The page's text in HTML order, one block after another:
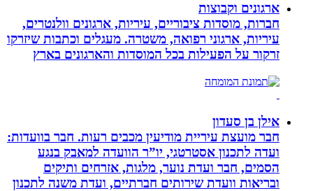
ארגונים וקבוצות
חברות, מוסדות ציבוריים, עיריות, ארגונים וולנטרים,
עיריות, ארגוני רפואה, משטרה. מעגלים וכתבות שיזרקו
זרקור על הפעילות בכל המוסדות והארגונים בארץ
אילן בן סעדון
חבר מועצת עיריית מודיעין מכבים רעות. חבר בוועדות:
ועדה לתכנון אסטרטגי, יו”ר הוועדה למאבק בנגע
הסמים, חבר ועדת נוער, מלגות, אזרחים ותיקים
ובריאות וועדת שירותים חברתיים, ועדת משנה לתכנון